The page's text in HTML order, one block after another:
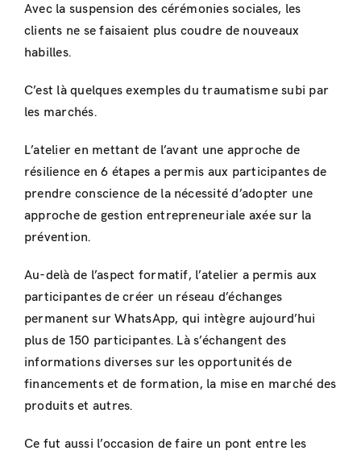
Avec la suspension des cérémonies sociales, les
clients ne se faisaient plus coudre de nouveaux
habilles.
C’est là quelques exemples du traumatisme subi par
les marchés.
L’atelier en mettant de l’avant une approche de
résilience en 6 étapes a permis aux participantes de
prendre conscience de la nécessité d’adopter une
approche de gestion entrepreneuriale axée sur la
prévention.
Au-delà de l’aspect formatif, l’atelier a permis aux
participantes de créer un réseau d’échanges
permanent sur WhatsApp, qui intègre aujourd’hui
plus de 150 participantes. Là s’échangent des
informations diverses sur les opportunités de
financements et de formation, la mise en marché des
produits et autres.
Ce fut aussi l’occasion de faire un pont entre les